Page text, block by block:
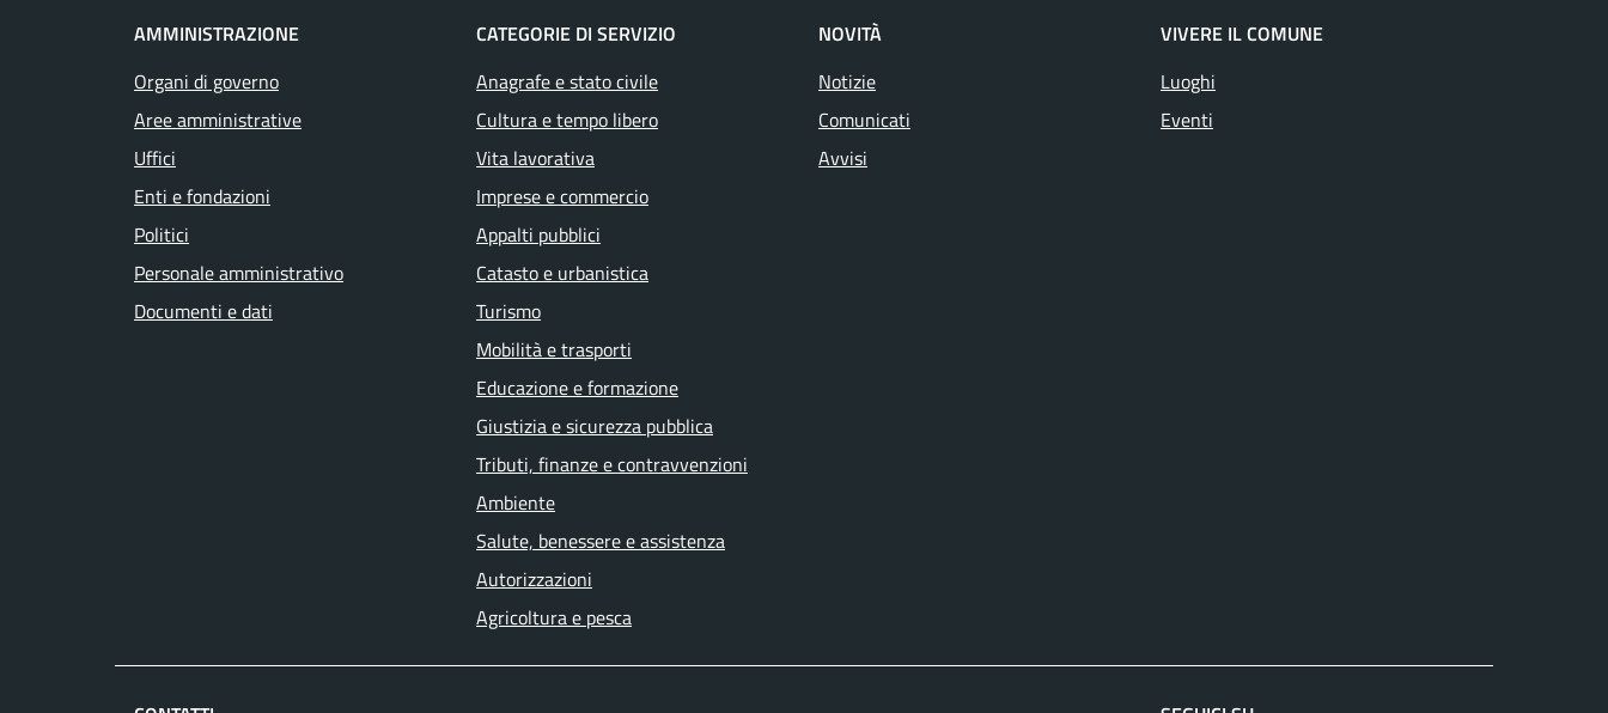
AMMINISTRAZIONE
Organi di governo
Aree amministrative
Uffici
Enti e fondazioni
Politici
Personale amministrativo
Documenti e dati
CATEGORIE DI SERVIZIO
Anagrafe e stato civile
Cultura e tempo libero
Vita lavorativa
Imprese e commercio
Appalti pubblici
Catasto e urbanistica
Turismo
Mobilità e trasporti
Educazione e formazione
Giustizia e sicurezza pubblica
Tributi, finanze e contravvenzioni
Ambiente
Salute, benessere e assistenza
Autorizzazioni
Agricoltura e pesca
NOVITÀ
Notizie
Comunicati
Avvisi
VIVERE IL COMUNE
Luoghi
Eventi